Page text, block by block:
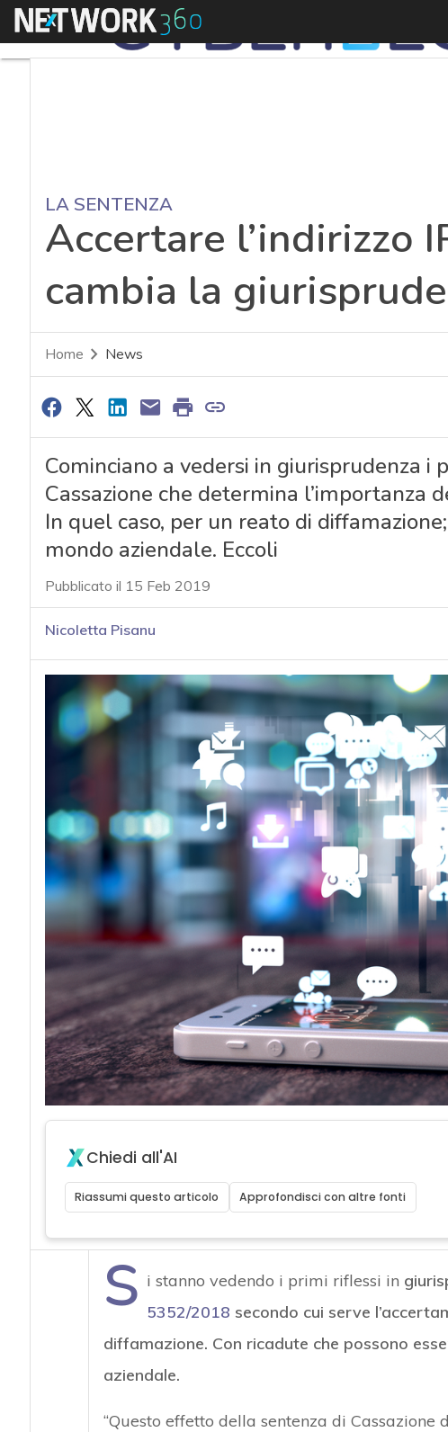
Menu
LA SENTENZA
Accertare l’indirizzo
cambia la
Home News
Cominciano a vedersi in giurisprudenza i
Cassazione che determina l’importanza
In quel caso, per un reato di
mondo aziendale. Eccoli
Pubblicato il 15 Feb 2019
Nicoletta Pisanu
Chiedi all'AI
Riassumi questo articolo Approfondisci con altre fonti
S i stanno vedendo i primi riflessi in
5352/2018 secondo cui serve
diffamazione. Con ricadute che possono
aziendale.
“Questo effetto della sentenza di